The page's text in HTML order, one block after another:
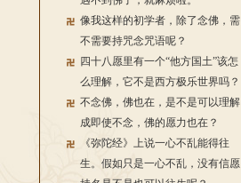
像我这样的初学者，除了念佛，需
不需要持咒念咒语呢？
四十八愿里有一个“他方国土”该怎
么理解，它不是西方极乐世界吗？
不念佛，佛也在，是不是可以理解
成即使不念，佛的愿力也在？
《弥陀经》上说一心不乱能得往
生。假如只是一心不乱，没有信愿